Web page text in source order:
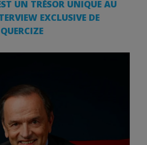
UN TRÉSOR UNIQUE AU
EXCLUSIVE DE